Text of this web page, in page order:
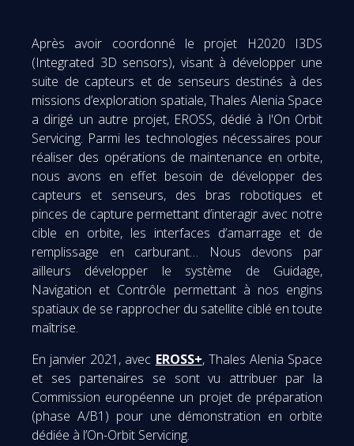
Après avoir coordonné le projet H2020 I3DS
(Integrated 3D sensors), visant à développer une
suite de capteurs et de senseurs destinés à des
missions d’exploration spatiale, Thales Alenia Space
a dirigé un autre projet, EROSS, dédié à l'On Orbit
Servicing. Parmi les technologies nécessaires pour
réaliser des opérations de maintenance en orbite,
nous avons en effet besoin de développer des
capteurs et senseurs, des bras robotiques et
pinces de capture permettant d’interagir avec notre
cible en orbite, les interfaces d’amarrage et de
remplissage en carburant… Nous devons par
ailleurs développer le système de Guidage,
Navigation et Contrôle permettant à nos engins
spatiaux de se rapprocher du satellite ciblé en toute
maîtrise.
En janvier 2021, avec EROSS+, Thales Alenia Space
et ses partenaires se sont vu attribuer par la
Commission européenne un projet de préparation
(phase A/B1) pour une démonstration en orbite
dédiée à l’On-Orbit Servicing.